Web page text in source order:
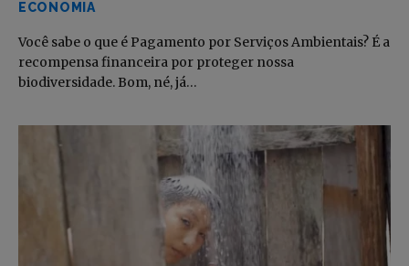
ECONOMIA
Você sabe o que é Pagamento por Serviços Ambientais? É a
recompensa financeira por proteger nossa
biodiversidade. Bom, né, já…